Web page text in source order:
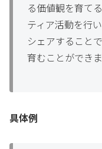
る価値観を育て
ティア活動を行
シェアすること
育むことができま
具体例